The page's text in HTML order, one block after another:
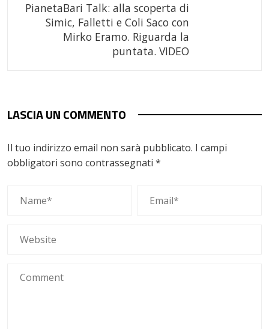
PianetaBari Talk: alla scoperta di
Simic, Falletti e Coli Saco con
Mirko Eramo. Riguarda la
puntata. VIDEO
LASCIA UN COMMENTO
Il tuo indirizzo email non sarà pubblicato. I campi
obbligatori sono contrassegnati *